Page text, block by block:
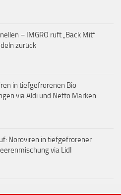
– IMGRO ruft „Back Mit“
zurück
in tiefgefrorenen Bio
via Aldi und Netto Marken
Noroviren in tiefgefrorener
via Lidl